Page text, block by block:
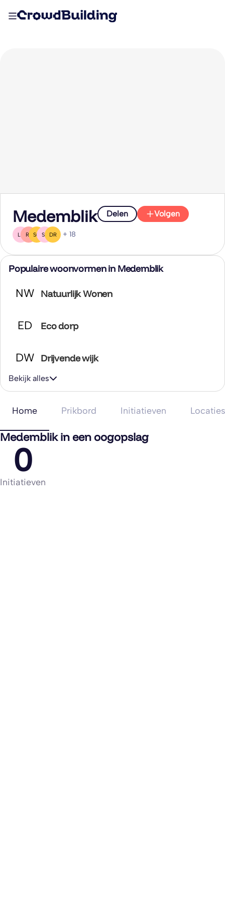
Medemblik Delen Volgen
LB RS SG SS DR + 18
Populaire woonvormen in Medemblik
NW Natuurlijk Wonen
ED Eco dorp
DW Drijvende wijk
Bekijk alles
Home Prikbord Initiatieven Locaties
Medemblik in een oogopslag
0
Initiatieven